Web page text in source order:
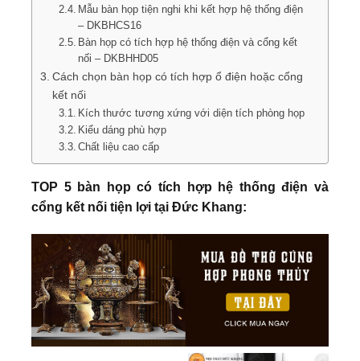
Mẫu bàn họp tiện nghi khi kết hợp hệ thống điện
– DKBHCS16
Bàn họp có tích hợp hệ thống điện và cổng kết
nối – DKBHHD05
Cách chọn bàn họp có tích hợp ổ điện hoặc cổng
kết nối
Kích thước tương xứng với diện tích phòng họp
Kiểu dáng phù hợp
Chất liệu cao cấp
TOP 5 bàn họp có tích hợp hệ thống điện và
cổng kết nối tiện lợi tại Đức Khang: